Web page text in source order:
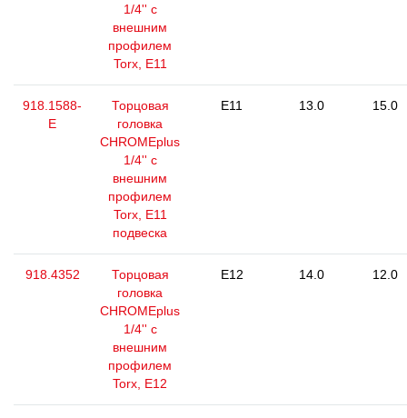
1/4'' с
внешним
профилем
Torx, E11
918.1588-
E
Торцовая
головка
CHROMEplus
1/4'' с
внешним
профилем
Torx, E11
подвеска
E11 13.0 15.0
918.4352
Торцовая
головка
CHROMEplus
1/4'' с
внешним
профилем
Torx, E12
E12 14.0 12.0